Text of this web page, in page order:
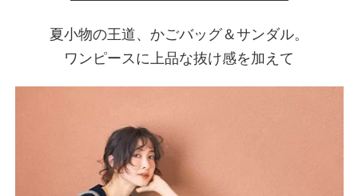
夏小物の王道、かごバッグ＆サンダル。
ワンピースに上品な抜け感を加えて